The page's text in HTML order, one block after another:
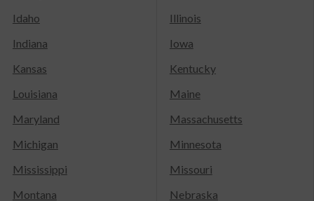
Idaho
Illinois
Indiana
Iowa
Kansas
Kentucky
Louisiana
Maine
Maryland
Massachusetts
Michigan
Minnesota
Mississippi
Missouri
Montana
Nebraska